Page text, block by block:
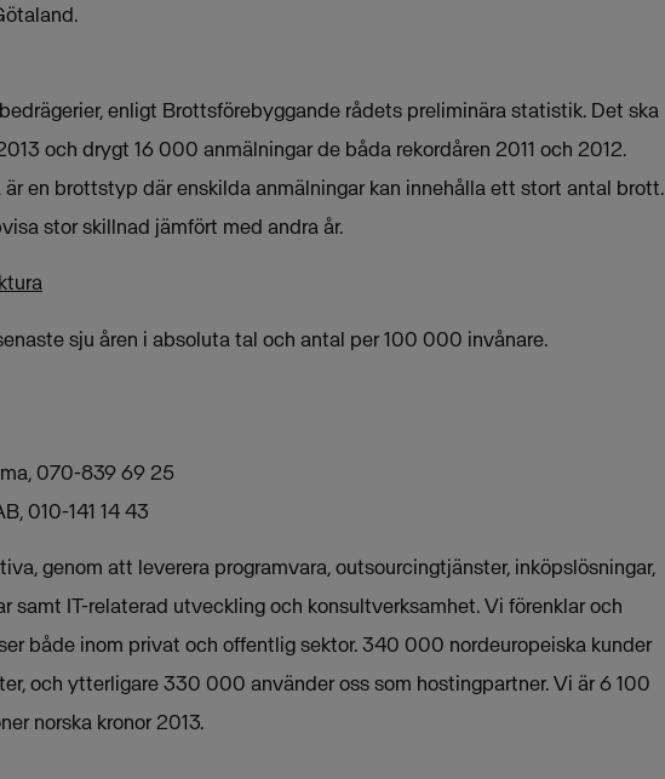
enligt Brottsförebyggande rådets preliminära statistik. Det ska
och drygt 16 000 anmälningar de båda rekordåren 2011 och 2012.
en brottstyp där enskilda anmälningar kan innehålla ett stort antal brott.
stor skillnad jämfört med andra år.
sju åren i absoluta tal och antal per 100 000 invånare.
070-839 69 25
010-141 14 43
genom att leverera programvara, outsourcingtjänster, inköpslösningar,
samt IT-relaterad utveckling och konsultverksamhet. Vi förenklar och
både inom privat och offentlig sektor. 340 000 nordeuropeiska kunder
och ytterligare 330 000 använder oss som hostingpartner. Vi är 6 100
norska kronor 2013.